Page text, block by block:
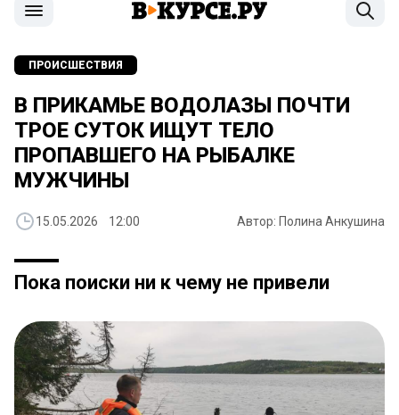
ПРОИСШЕСТВИЯ
​В ПРИКАМЬЕ ВОДОЛАЗЫ ПОЧТИ
ТРОЕ СУТОК ИЩУТ ТЕЛО
ПРОПАВШЕГО НА РЫБАЛКЕ
МУЖЧИНЫ
15.05.2026 12:00 Автор: Полина Анкушина
Пока поиски ни к чему не привели